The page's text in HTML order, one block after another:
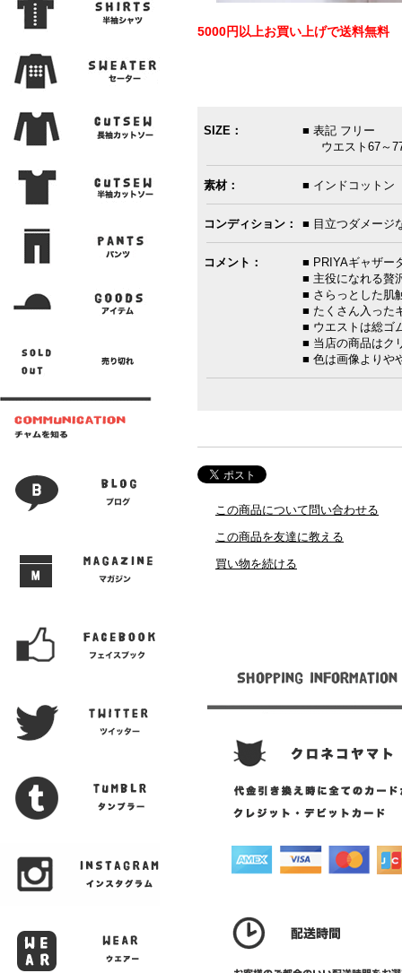
5000円以上お買い上げで送料無料
SIZE：
■ 表記 フリー
ウエスト67～
素材： ■ インドコットン
コンディション： ■ 目立つダメージ
コメント：
■ PRIYAギャザー
■ 主役になれる贅
■ さらっとした肌
■ たくさん入った
■ ウエストは総ゴ
■ 当店の商品はク
■ 色は画像よりや
この商品について問い合わせる
この商品を友達に教える
買い物を続ける